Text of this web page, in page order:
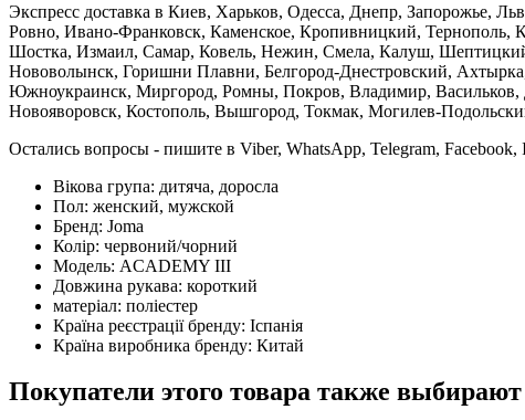
Экспресс доставка в Киев, Харьков, Одесса, Днепр, Запорожье,
Ровно, Ивано-Франковск, Каменское, Кропивницкий, Тернополь,
Шостка, Измаил, Самар, Ковель, Нежин, Смела, Калуш,
Нововолынск, Горишни Плавни, Белгород-Днестровский,
Южноукраинск, Миргород, Ромны, Покров, Владимир, Васильков,
Новояворовск, Костополь, Вышгород, Токмак, Могилев-
Остались вопросы - пишите в Viber, WhatsApp, Telegram,
Вікова група: дитяча, доросла
Пол: женский, мужской
Бренд: Joma
Колір: червоний/чорний
Модель: ACADEMY III
Довжина рукава: короткий
матеріал: поліестер
Країна реєстрації бренду: Іспанія
Країна виробника бренду: Китай
Покупатели этого товара также выбирают